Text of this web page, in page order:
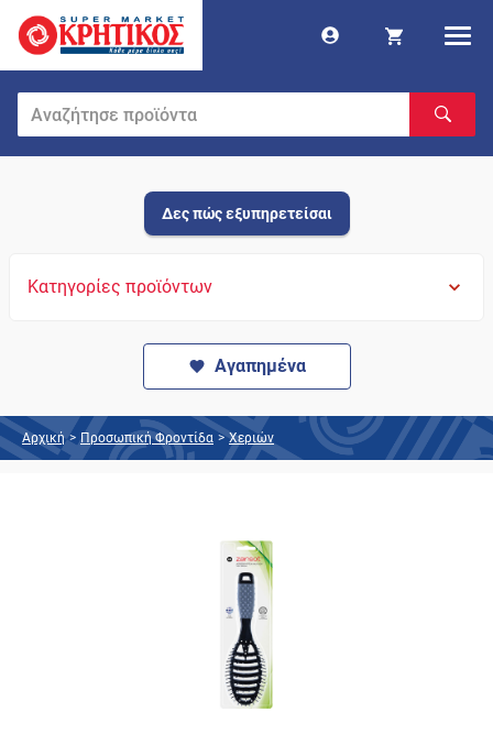
Δες πώς εξυπηρετείσαι
Κατηγορίες προϊόντων
Αγαπημένα
Αρχική > Προσωπική Φροντίδα > Χεριών